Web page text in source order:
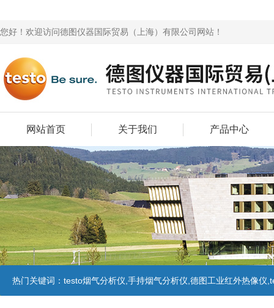
您好！欢迎访问德图仪器国际贸易（上海）有限公司网站！
网站首页 关于我们 产品中心
热门关键词： testo烟气分析仪,手持烟气分析仪,德图工业红外热像仪